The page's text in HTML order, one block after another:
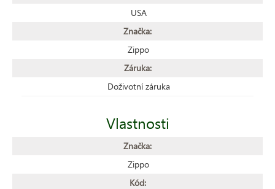
USA
Značka:
Zippo
Záruka:
Doživotní záruka
Vlastnosti
Značka:
Zippo
Kód: